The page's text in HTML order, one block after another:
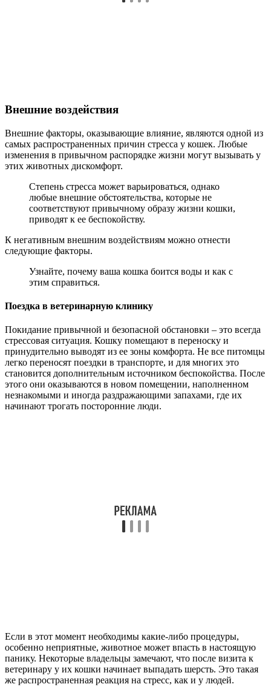
Внешние воздействия
Внешние факторы, оказывающие влияние, являются одной из
самых распространенных причин стресса у кошек. Любые
изменения в привычном распорядке жизни могут вызывать у
этих животных дискомфорт.
Степень стресса может варьироваться, однако
любые внешние обстоятельства, которые не
соответствуют привычному образу жизни кошки,
приводят к ее беспокойству.
К негативным внешним воздействиям можно отнести
следующие факторы.
Узнайте, почему ваша кошка боится воды и как с
этим справиться.
Поездка в ветеринарную клинику
Покидание привычной и безопасной обстановки – это всегда
стрессовая ситуация. Кошку помещают в переноску и
принудительно выводят из ее зоны комфорта. Не все питомцы
легко переносят поездки в транспорте, и для многих это
становится дополнительным источником беспокойства. После
этого они оказываются в новом помещении, наполненном
незнакомыми и иногда раздражающими запахами, где их
начинают трогать посторонние люди.
Если в этот момент необходимы какие-либо процедуры,
особенно неприятные, животное может впасть в настоящую
панику. Некоторые владельцы замечают, что после визита к
ветеринару у их кошки начинает выпадать шерсть. Это такая
же распространенная реакция на стресс, как и у людей.